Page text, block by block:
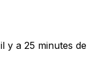
il y a 25 minutes de